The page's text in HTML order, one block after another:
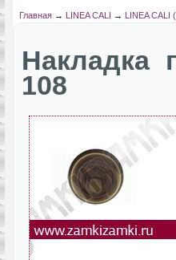
Главная→ LINEA CALI → LINEA CALI
Накладка
108